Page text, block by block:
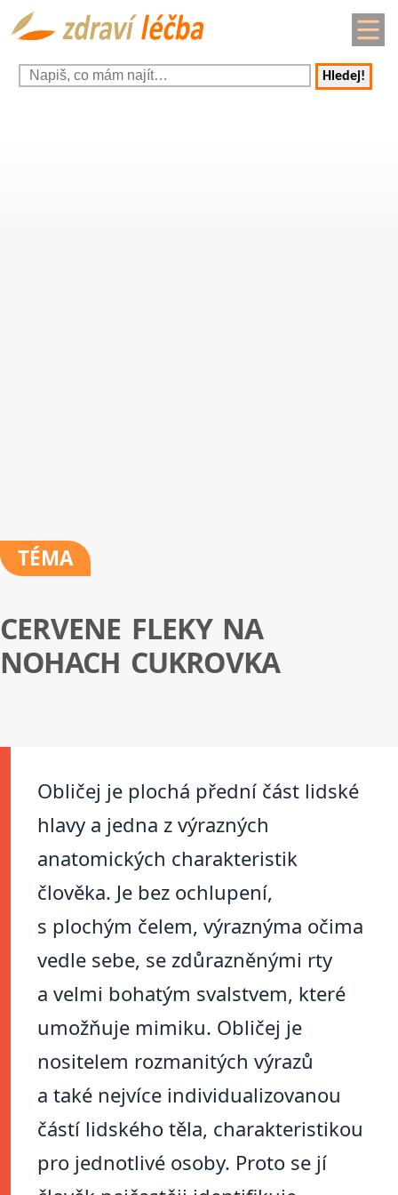
Hledej!
TÉMA
CERVENE FLEKY NA
NOHACH CUKROVKA
Obličej je plochá přední část lidské
hlavy a jedna z výrazných
anatomických charakteristik
člověka. Je bez ochlupení,
s plochým čelem, výraznýma očima
vedle sebe, se zdůrazněnými rty
a velmi bohatým svalstvem, které
umožňuje mimiku. Obličej je
nositelem rozmanitých výrazů
a také nejvíce individualizovanou
částí lidského těla, charakteristikou
pro jednotlivé osoby. Proto se jí